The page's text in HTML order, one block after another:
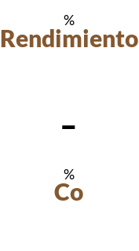
%
Rendimiento
-
%
Co